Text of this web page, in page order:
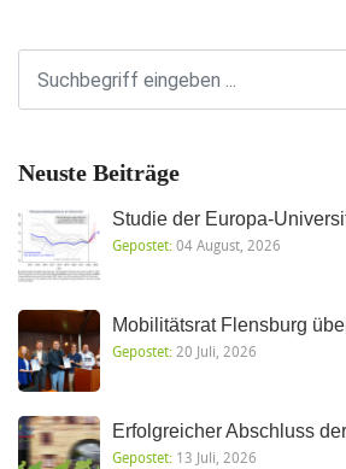
Neuste Beiträge
Studie der Europa-
Gepostet:04 August, 2026
Mobilitätsrat Flensburg
Gepostet:20 Juli, 2026
Erfolgreicher Abschluss
Gepostet: 13 Juli, 2026